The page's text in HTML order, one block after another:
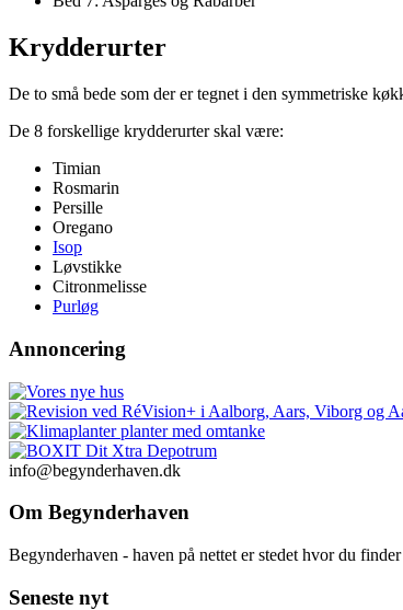
Krydderurter
De to små bede som der er tegnet i den symmetriske
De 8 forskellige krydderurter skal være:
Timian
Rosmarin
Persille
Oregano
Isop
Løvstikke
Citronmelisse
Purløg
Annoncering
info@begynderhaven.dk
Om Begynderhaven
Begynderhaven - haven på nettet er stedet hvor du
Seneste nyt